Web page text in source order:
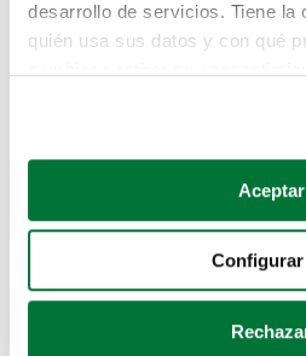
desarrollo de servicios. Tiene la
quién usa sus datos y con qué
Si lo permite, también
Recopilar información
Identificar su dispositivo
para buscar características
Aceptar
Configurar
Pero puedes encontrar el
buscando en alguno de
Coches de segunda mano
Coches de km0